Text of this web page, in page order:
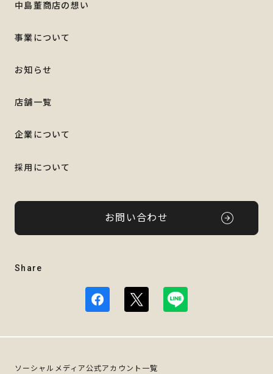
中島董商店の想い
お知らせ
店舗一覧
採用について
事業について
企業について
お問い合わせ
Share
ソーシャルメディア公式アカウント一覧